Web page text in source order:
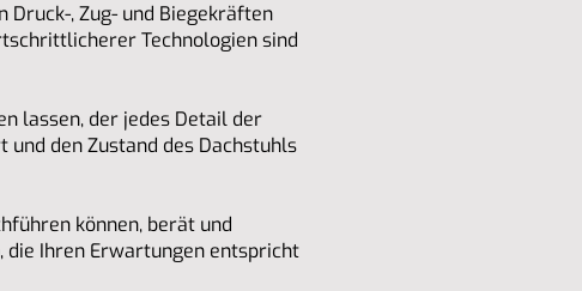
, Zug- und Biegekräften
Technologien sind
lassen, der jedes Detail der
den Zustand des Dachstuhls
können, berät und
die Ihren Erwartungen entspricht